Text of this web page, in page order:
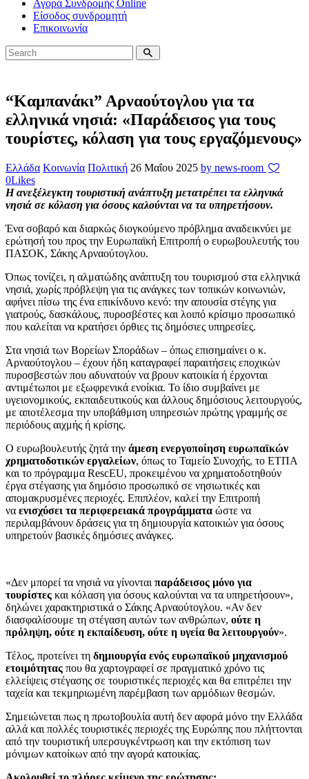
Αγορά Συνδρομής Online
Είσοδος συνδρομητή
Επικοινωνία
“Καμπανάκι” Αρναούτογλου για τα
ελληνικά νησιά: «Παράδεισος για τους
τουρίστες, κόλαση για τους εργαζόμενους»
Ελλάδα Κοινωνία Πολιτική 26 Μαΐου 2025 by news-room
0Likes
Η ανεξέλεγκτη τουριστική ανάπτυξη μετατρέπει τα ελληνικά
νησιά σε κόλαση για όσους καλούνται να τα υπηρετήσουν.
Ένα σοβαρό και διαρκώς διογκούμενο πρόβλημα αναδεικνύει με
ερώτησή του προς την Ευρωπαϊκή Επιτροπή ο ευρωβουλευτής του
ΠΑΣΟΚ, Σάκης Αρναούτογλου.
Όπως τονίζει, η αλματώδης ανάπτυξη του τουρισμού στα ελληνικά
νησιά, χωρίς πρόβλεψη για τις ανάγκες των τοπικών κοινωνιών,
αφήνει πίσω της ένα επικίνδυνο κενό: την απουσία στέγης για
γιατρούς, δασκάλους, πυροσβέστες και λοιπό κρίσιμο προσωπικό
που καλείται να κρατήσει όρθιες τις δημόσιες υπηρεσίες.
Στα νησιά των Βορείων Σποράδων – όπως επισημαίνει ο κ.
Αρναούτογλου – έχουν ήδη καταγραφεί παραιτήσεις εποχικών
πυροσβεστών που αδυνατούν να βρουν κατοικία ή έρχονται
αντιμέτωποι με εξωφρενικά ενοίκια. Το ίδιο συμβαίνει με
υγειονομικούς, εκπαιδευτικούς και άλλους δημόσιους λειτουργούς,
με αποτέλεσμα την υποβάθμιση υπηρεσιών πρώτης γραμμής σε
περιόδους αιχμής ή κρίσης.
Ο ευρωβουλευτής ζητά την άμεση ενεργοποίηση ευρωπαϊκών
χρηματοδοτικών εργαλείων, όπως το Ταμείο Συνοχής, το ΕΤΠΑ
και το πρόγραμμα RescEU, προκειμένου να χρηματοδοτηθούν
έργα στέγασης για δημόσιο προσωπικό σε νησιωτικές και
απομακρυσμένες περιοχές. Επιπλέον, καλεί την Επιτροπή
να ενισχύσει τα περιφερειακά προγράμματα ώστε να
περιλαμβάνουν δράσεις για τη δημιουργία κατοικιών για όσους
υπηρετούν βασικές δημόσιες ανάγκες.
«Δεν μπορεί τα νησιά να γίνονται παράδεισος μόνο για
τουρίστες και κόλαση για όσους καλούνται να τα υπηρετήσουν»,
δηλώνει χαρακτηριστικά ο Σάκης Αρναούτογλου. «Αν δεν
διασφαλίσουμε τη στέγαση αυτών των ανθρώπων, ούτε η
πρόληψη, ούτε η εκπαίδευση, ούτε η υγεία θα λειτουργούν».
Τέλος, προτείνει τη δημιουργία ενός ευρωπαϊκού μηχανισμού
ετοιμότητας που θα χαρτογραφεί σε πραγματικό χρόνο τις
ελλείψεις στέγασης σε τουριστικές περιοχές και θα επιτρέπει την
ταχεία και τεκμηριωμένη παρέμβαση των αρμόδιων θεσμών.
Σημειώνεται πως η πρωτοβουλία αυτή δεν αφορά μόνο την Ελλάδα
αλλά και πολλές τουριστικές περιοχές της Ευρώπης που πλήττονται
από την τουριστική υπερσυγκέντρωση και την εκτόπιση των
μόνιμων κατοίκων από την αγορά κατοικίας.